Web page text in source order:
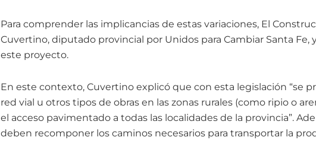
Para comprender las implicancias de estas variaciones, El
Cuvertino, diputado provincial por Unidos para Cambiar Santa Fe,
este proyecto.
En este contexto, Cuvertino explicó que con esta legislación “se
red vial u otros tipos de obras en las zonas rurales (como ripio o
el acceso pavimentado a todas las localidades de la provincia”.
deben recomponer los caminos necesarios para transportar la